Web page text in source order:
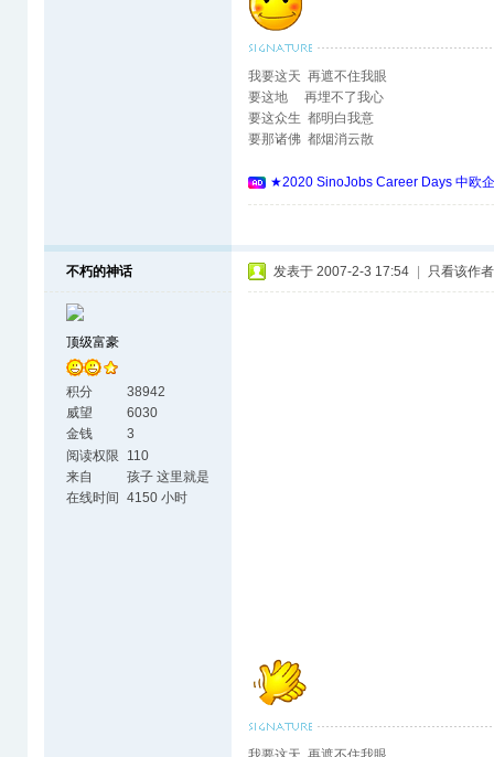
我要这天 再遮不住我眼
要这地 再埋不了我心
要这众生 都明白我意
要那诸佛 都烟消云散
★2020 SinoJobs Career Days 中欧
不朽的神话
顶级富豪
积分
38942
威望
6030
金钱
3
阅读权限
110
来自
孩子 这里就是
天涯海角了
在线时间 4150 小时
发表于 2007-2-3 17:54 只看该作者